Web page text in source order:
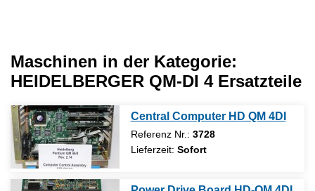
Maschinen in der Kategorie:
HEIDELBERGER QM-DI 4 Ersatzteile
Central Computer HD QM 4DI
Referenz Nr.: 3728
Lieferzeit: Sofort